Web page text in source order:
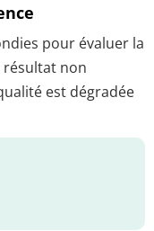
pour évaluer la
résultat non
est dégradée